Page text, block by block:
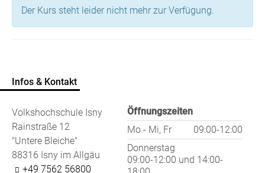
Der Kurs steht leider nicht mehr zur Verfügung.
Infos & Kontakt
Volkshochschule Isny
Rainstraße 12
"Untere Bleiche"
88316 Isny im Allgäu
+49 7562 56800
Öffnungszeiten
Mo - Mi, Fr
09:00-12:00
Donnerstag
09:00-12:00 und 14:00-